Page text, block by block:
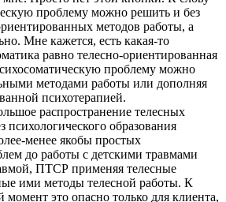
проблему можно решить и без
методов работы, а
Мне кажется, есть какая-то
равно телесно-ориентированная
проблему можно
методами работы или дополняя
психотерапией.
распространение телесных
психологического образования
менее якобы простых
до работы с детскими травмами
ПТСР применяя телесные
ими методы телесной работы. К
это опасно только для клиента,